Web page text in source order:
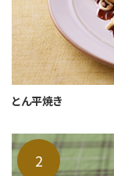
とん平焼き